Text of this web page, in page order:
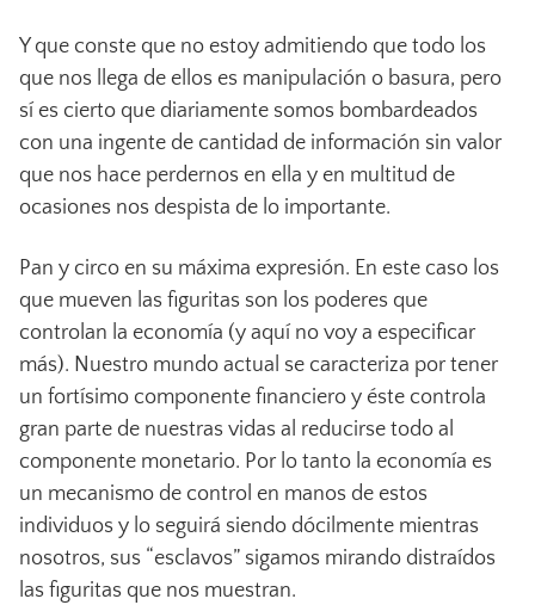
Y que conste que no estoy admitiendo que todo los
que nos llega de ellos es manipulación o basura, pero
sí es cierto que diariamente somos bombardeados
con una ingente de cantidad de información sin valor
que nos hace perdernos en ella y en multitud de
ocasiones nos despista de lo importante.
Pan y circo en su máxima expresión. En este caso los
que mueven las figuritas son los poderes que
controlan la economía (y aquí no voy a especificar
más). Nuestro mundo actual se caracteriza por tener
un fortísimo componente financiero y éste controla
gran parte de nuestras vidas al reducirse todo al
componente monetario. Por lo tanto la economía es
un mecanismo de control en manos de estos
individuos y lo seguirá siendo dócilmente mientras
nosotros, sus “esclavos” sigamos mirando distraídos
las figuritas que nos muestran.